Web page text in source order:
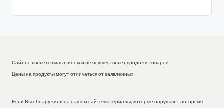
Сайт не является магазином и не осуществляет продажи товаров.
Цены на продукты могут отличаться от заявленных.
Если Вы обнаружили на нашем сайте материалы, которые нарушают авторские